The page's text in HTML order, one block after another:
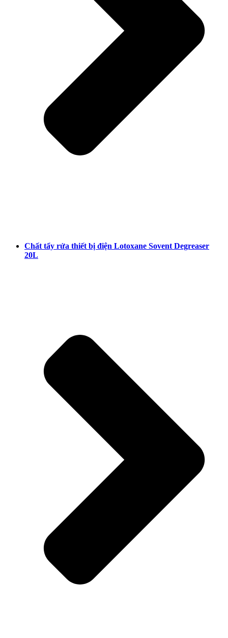
Chất tẩy rửa thiết bị điện Lotoxane Sovent Degreaser
20L